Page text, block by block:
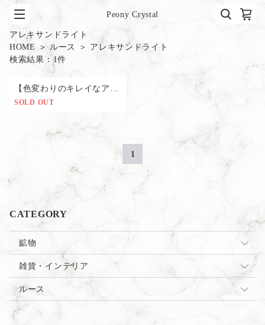
Peony Crystal
アレキサンドライト
HOME＞ルース ＞ アレキサンドライト
検索結果：1件
【色変わりのキレイなアレキサンドライトキャッツアイルース】ALX7503
SOLD OUT
1
CATEGORY
鉱物
原石
オパール
標本
雑貨・インテリア
雑貨
ルース
アゲート